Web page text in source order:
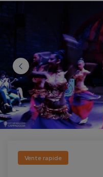
Vente rapide